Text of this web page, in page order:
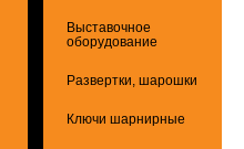
Выставочное
оборудование
Развертки, шарошки
Ключи шарнирные